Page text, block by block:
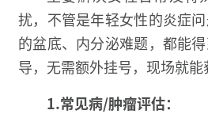
扰，不管是年轻女性的炎症
的盆底、内分泌难题，都能
导，无需额外挂号，现场就能
1.常见病/肿瘤评估：